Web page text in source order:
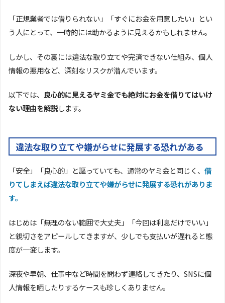
「正規業者では借りられない」「すぐにお金を用意したい」とい
う人にとって、一時的には助かるように見えるかもしれません。
しかし、その裏には違法な取り立てや完済できない仕組み、個人
情報の悪用など、深刻なリスクが潜んでいます。
以下では、 良心的に見えるヤミ金でも絶対にお金を借りてはいけ
ない理由を解説します。
違法な取り立てや嫌がらせに発展する恐れがある
「安全」「良心的」と謳っていても、通常のヤミ金と同じく、 借
りてしまえば違法な取り立てや嫌がらせに発展する恐れがありま
す。
はじめは「無理のない範囲で大丈夫」「今回は利息だけでいい」
と親切さをアピールしてきますが、少しでも支払いが遅れると態
度が一変します。
深夜や早朝、仕事中など時間を問わず連絡してきたり、SNSに個
人情報を晒したりするケースも珍しくありません。